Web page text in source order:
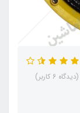
(دیدگاه 6 کاربر)